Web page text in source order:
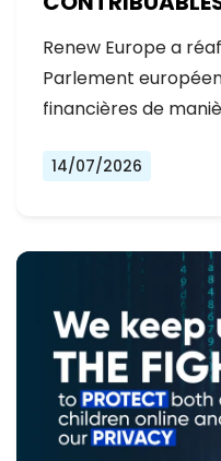
AUCUNE
Renew Europe a
Parlement
financières de
14/07/2026